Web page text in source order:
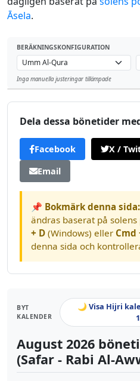
Āsela.
BERÄKNINGSKONFIGURATION
Inga manuella justeringar tillämpade
Dela dessa bönetider
Facebook X /
Email
📌 Bokmärk denna sida:
ändras baserat på solens
+ D (Windows) eller Cmd
denna sida och
BYT
KALENDER
🌙 Visa Hijri
August 2026
(Safar - Rabi Al-